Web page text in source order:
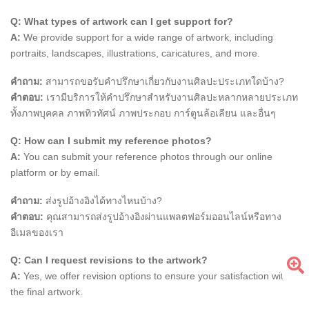
Q: What types of artwork can I get support for?
A: We provide support for a wide range of artwork, including
portraits, landscapes, illustrations, caricatures, and more.
คำถาม: สามารถขอรับคำปรึกษาเกี่ยวกับงานศิลปะประเภทใดบ้าง?
คำตอบ: เรามีบริการให้คำปรึกษาสำหรับงานศิลปะหลากหลายประเภท
ทั้งภาพบุคคล ภาพทิวทัศน์ ภาพประกอบ การ์ตูนล้อเลียน และอื่นๆ
Q: How can I submit my reference photos?
A: You can submit your reference photos through our online
platform or by email.
คำถาม: ส่งรูปอ้างอิงได้ทางไหนบ้าง?
คำตอบ: คุณสามารถส่งรูปอ้างอิงผ่านแพลตฟอร์มออนไลน์หรือทาง
อีเมลของเรา
Q: Can I request revisions to the artwork?
A: Yes, we offer revision options to ensure your satisfaction with
the final artwork.